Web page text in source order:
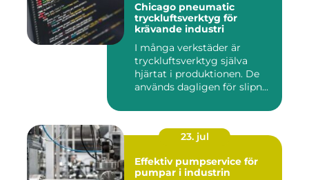
Chicago pneumatic
tryckluftsverktyg för
krävande industri
I många verkstäder är
tryckluftsverktyg själva
hjärtat i produktionen. De
används dagligen för slipn...
23. jul
Effektiv pumpservice för
pumpar i industrin